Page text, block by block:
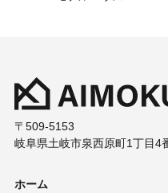
〒509-5153
岐阜県土岐市泉西原町1丁目4
ホーム